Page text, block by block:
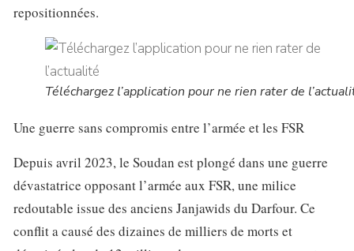
repositionnées.
Téléchargez l’application pour ne rien rater de
Une guerre sans compromis entre l’armée et les FSR
Depuis avril 2023, le Soudan est plongé dans une guerre
dévastatrice opposant l’armée aux FSR, une milice
redoutable issue des anciens Janjawids du Darfour. Ce
conflit a causé des dizaines de milliers de morts et